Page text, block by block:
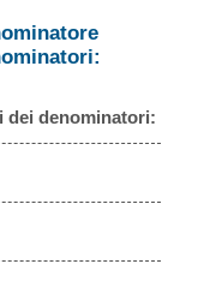
dei denominatori: